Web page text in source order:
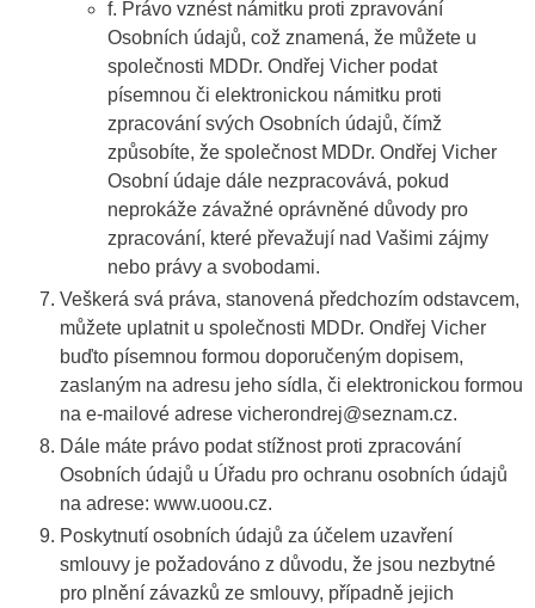
f. Právo vznést námitku proti zpravování
Osobních údajů, což znamená, že můžete u
společnosti MDDr. Ondřej Vicher podat
písemnou či elektronickou námitku proti
zpracování svých Osobních údajů, čímž
způsobíte, že společnost MDDr. Ondřej Vicher
Osobní údaje dále nezpracovává, pokud
neprokáže závažné oprávněné důvody pro
zpracování, které převažují nad Vašimi zájmy
nebo právy a svobodami.
Veškerá svá práva, stanovená předchozím odstavcem,
můžete uplatnit u společnosti MDDr. Ondřej Vicher
buďto písemnou formou doporučeným dopisem,
zaslaným na adresu jeho sídla, či elektronickou formou
na e-mailové adrese vicherondrej@seznam.cz.
Dále máte právo podat stížnost proti zpracování
Osobních údajů u Úřadu pro ochranu osobních údajů
na adrese: www.uoou.cz.
Poskytnutí osobních údajů za účelem uzavření
smlouvy je požadováno z důvodu, že jsou nezbytné
pro plnění závazků ze smlouvy, případně jejich